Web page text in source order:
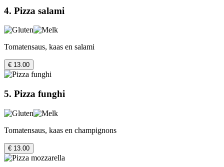
4. Pizza salami
Tomatensaus, kaas en salami
€ 13.00
5. Pizza funghi
Tomatensaus, kaas en champignons
€ 13.00